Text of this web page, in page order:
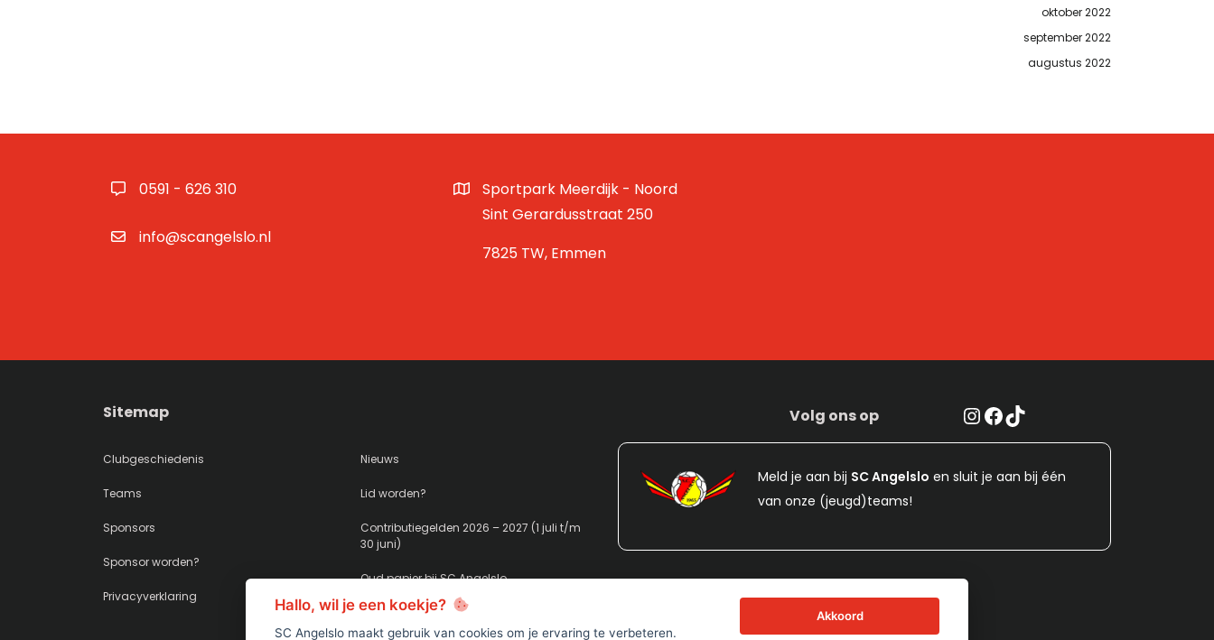
oktober 2022
september 2022
augustus 2022
0591 - 626 310
info@scangelslo.nl
Sportpark Meerdijk - Noord
Sint Gerardusstraat 250
7825 TW, Emmen
Volg ons op Instagram
Facebook
TikTok
Sitemap
Clubgeschiedenis
Teams
Sponsors
Sponsor worden?
Privacyverklaring
Nieuws
Lid worden?
Contributiegelden 2026 – 2027 (1 juli t/m
30 juni)
Oud papier bij SC Angelslo
Meld je aan bij SC Angelslo en sluit je aan bij één
van onze (jeugd)teams!
Hallo, wil je een koekje?
SC Angelslo maakt gebruik van cookies om je ervaring te verbeteren.
Akkoord